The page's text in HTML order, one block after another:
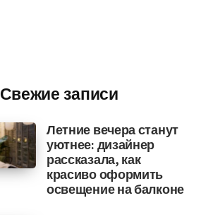
Свежие записи
Летние вечера станут
уютнее: дизайнер
рассказала, как
красиво оформить
освещение на балконе